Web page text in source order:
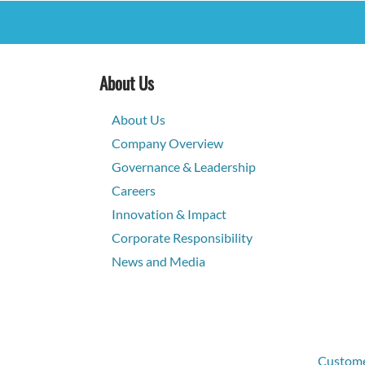
About Us
About Us
Company Overview
Governance & Leadership
Careers
Innovation & Impact
Corporate Responsibility
News and Media